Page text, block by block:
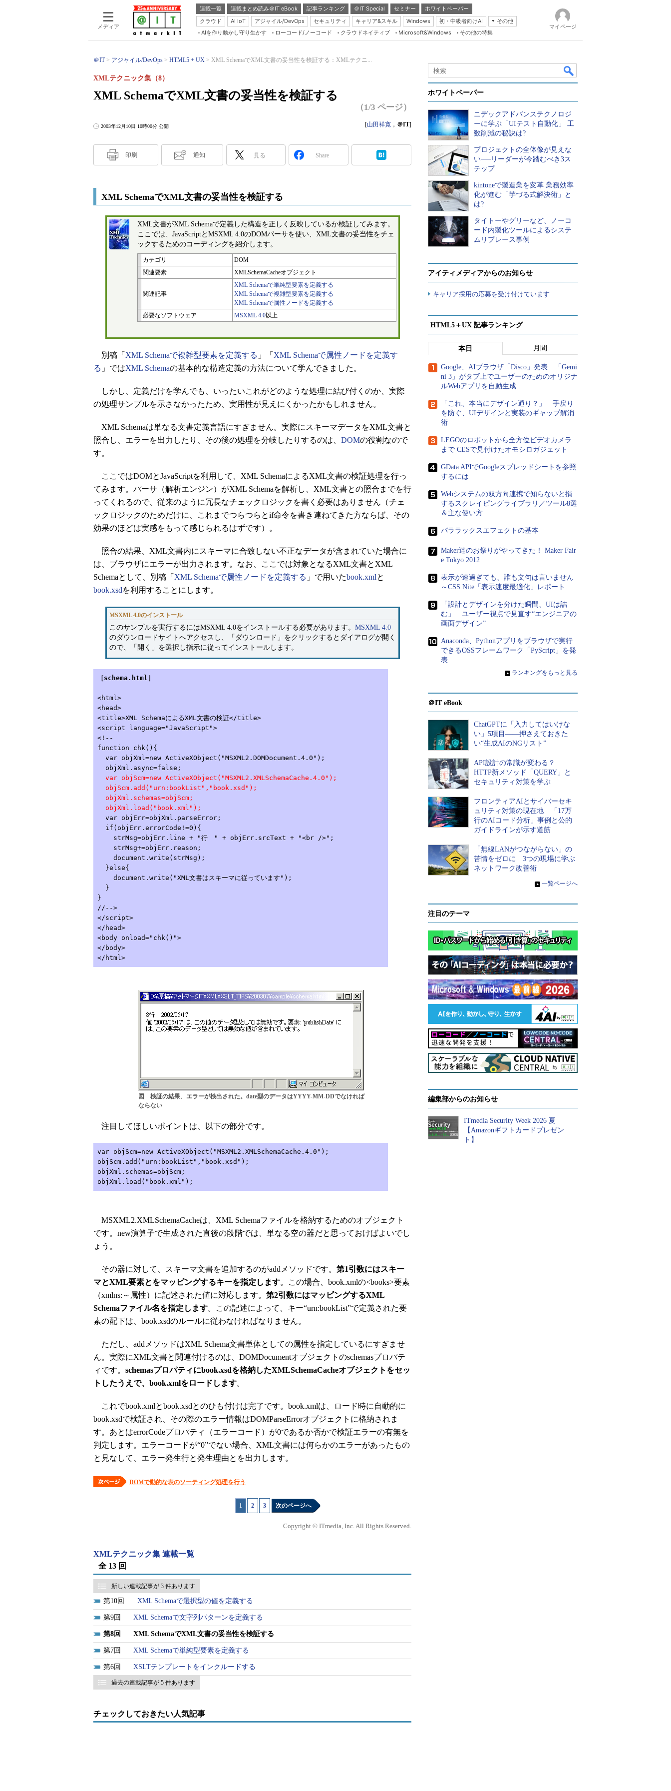
メディア
連載一覧 連載まとめ読み＠IT eBook 記事ランキング ＠IT Special セミナー
ホワイトペーパー
クラウド
AI IoT アジャイル/DevOps セキュリティ キャリア&スキル Windows 初・中級者向けAI
その他
Server & Storage
Database Expert
Master of IP Network
Security & Trust
ブログ
AIを作り動かし守り生かす ローコード/ノーコード クラウドネイティブ Microsoft&Windows その他の特集
マイページ
＠IT アジャイル/DevOps HTML5 + UX XML SchemaでXML文書の妥当性を検証する：XMLテクニ...
XML SchemaでXML文書の妥当性を検証する
XMLテクニック集（8）
（1/3 ページ）
2003年12月10日 10時00分 公開 [山田祥寛 ， ＠IT]
印刷 通知 見る Share
XML SchemaでXML文書の妥当性を検証する
XML文書がXML Schemaで定義した構造を正しく反映しているか検証してみます。
ここでは、JavaScriptとMSXML 4.0のDOMパーサを使い、XML文書の妥当性をチェ
ックするためのコーディングを紹介します。
カテゴリ
DOM
関連要素
XMLSchemaCacheオブジェクト
関連記事
XML Schemaで単純型要素を定義する
XML Schemaで複雑型要素を定義する
XML Schemaで属性ノードを定義する
必要なソフトウェア
MSXML 4.0以上
別稿「 XML Schemaで複雑型要素を定義する 」「 XML Schemaで属性ノードを定義す
る 」ではXML Schemaの基本的な構造定義の方法について学んできました。
しかし、定義だけを学んでも、いったいこれがどのような処理に結び付くのか、実際
の処理サンプルを示さなかったため、実用性が見えにくかったかもしれません。
XML Schemaは単なる文書定義言語にすぎません。実際にスキーマデータをXML文書と
照合し、エラーを出力したり、その後の処理を分岐したりするのは、 DOMの役割なので
す。
ここではDOMとJavaScriptを利用して、XML SchemaによるXML文書の検証処理を行っ
てみます。パーサ（解析エンジン）がXML Schemaを解析し、XML文書との照合までを行
ってくれるので、従来のように冗長なチェックロジックを書く必要はありません（チェ
ックロジックのためだけに、これまでつらつらとif命令を書き連ねてきた方ならば、その
効果のほどは実感をもって感じられるはずです）。
照合の結果、XML文書内にスキーマに合致しない不正なデータが含まれていた場合に
は、ブラウザにエラーが出力されます。なお、ここでは対象となるXML文書とXML
Schemaとして、別稿「 XML Schemaで属性ノードを定義する 」で用いたbook.xmlと
book.xsdを利用することにします。
MSXML 4.0のインストール
このサンプルを実行するにはMSXML 4.0をインストールする必要があります。 MSXML 4.0
のダウンロードサイトへアクセスし、「ダウンロード」をクリックするとダイアログが開く
ので、「開く」を選択し指示に従ってインストールします。
［schema.html］
<html>
<head>
<title>XML SchemaによるXML文書の検証</title>
<script language="JavaScript">
<!--
function chk(){
var objXml=new ActiveXObject("MSXML2.DOMDocument.4.0");
objXml.async=false;
var objScm=new ActiveXObject("MSXML2.XMLSchemaCache.4.0");
objScm.add("urn:bookList","book.xsd");
objXml.schemas=objScm;
objXml.load("book.xml");
var objErr=objXml.parseError;
if(objErr.errorCode!=0){
strMsg=objErr.line + "行 " + objErr.srcText + "<br />";
strMsg+=objErr.reason;
document.write(strMsg);
}else{
document.write("XML文書はスキーマに従っています");
}
}
//-->
</script>
</head>
<body onload="chk()">
</body>
</html>
図 検証の結果、エラーが検出された。date型のデータはYYYY-MM-DDでなければ
ならない
注目してほしいポイントは、以下の部分です。
var objScm=new ActiveXObject("MSXML2.XMLSchemaCache.4.0");
objScm.add("urn:bookList","book.xsd");
objXml.schemas=objScm;
objXml.load("book.xml");
MSXML2.XMLSchemaCacheは、XML Schemaファイルを格納するためのオブジェクト
です。new演算子で生成された直後の段階では、単なる空の器だと思っておけばよいでし
ょう。
その器に対して、スキーマ文書を追加するのがaddメソッドです。 第1引数にはスキー
マとXML要素とをマッピングするキーを指定します。この場合、book.xmlの<books>要素
（xmlns:～属性）に記述された値に対応します。 第2引数にはマッピングするXML
Schemaファイル名を指定します。この記述によって、キー“urn:bookList”で定義された要
素の配下は、book.xsdのルールに従わなければなりません。
ただし、addメソッドはXML Schema文書単体としての属性を指定しているにすぎませ
ん。実際にXML文書と関連付けるのは、DOMDocumentオブジェクトのschemasプロパテ
ィです。 schemasプロパティにbook.xsdを格納したXMLSchemaCacheオブジェクトをセッ
トしたうえで、book.xmlをロードします。
これでbook.xmlとbook.xsdとのひも付けは完了です。book.xmlは、ロード時に自動的に
book.xsdで検証され、その際のエラー情報はDOMParseErrorオブジェクトに格納されま
す。あとはerrorCodeプロパティ（エラーコード）が0であるか否かで検証エラーの有無を
判定します。エラーコードが“0”でない場合、XML文書には何らかのエラーがあったもの
と見なして、エラー発生行と発生理由とを出力します。
DOMで動的な表のソーティング処理を行う
1 2 3 次のページへ
Copyright © ITmedia, Inc. All Rights Reserved.
XMLテクニック集 連載一覧
全 13 回
新しい連載記事が 3 件あります
10 XML Schemaで選択型の値を定義する
9 XML Schemaで文字列パターンを定義する
8 XML SchemaでXML文書の妥当性を検証する
7 XML Schemaで単純型要素を定義する
6 XSLTテンプレートをインクルードする
過去の連載記事が 5 件あります
チェックしておきたい人気記事
ホワイトペーパー
ニデックアドバンステクノロジ
ーに学ぶ「UIテスト自動化」 工
数削減の秘訣は?
プロジェクトの全体像が見えな
い──リーダーが今踏むべき3ス
テップ
kintoneで製造業を変革 業務効率
化が進む「芋づる式解決術」と
は?
タイトーやグリーなど、ノーコ
ード内製化ツールによるシステ
ムリプレース事例
アイティメディアからのお知らせ
キャリア採用の応募を受け付けています
HTML5＋UX 記事ランキング
本日 月間
Google、AIブラウザ「Disco」発表 「Gemi
ni 3」がタブ上でユーザーのためのオリジナ
ルWebアプリを自動生成
「これ、本当にデザイン通り？」 手戻り
を防ぐ、UIデザインと実装のギャップ解消
術
LEGOのロボットから全方位ビデオカメラ
まで CESで見付けたオモシロガジェット
GData APIでGoogleスプレッドシートを参照
するには
Webシステムの双方向連携で知らないと損
するスクレイピングライブラリ／ツール8選
＆主な使い方
パララックスエフェクトの基本
Maker達のお祭りがやってきた！ Maker Fair
e Tokyo 2012
表示が速過ぎても、誰も文句は言いません
～CSS Nite「表示速度最適化」レポート
「設計とデザインを分けた瞬間、UIは詰
む」 ユーザー視点で見直す“エンジニアの
画面デザイン”
Anaconda、Pythonアプリをブラウザで実行
できるOSSフレームワーク「PyScript」を発
表
» ランキングをもっと見る
＠IT eBook
ChatGPTに「入力してはいけな
い」5項目――押さえておきた
い“生成AIのNGリスト”
API設計の常識が変わる？
HTTP新メソッド「QUERY」と
セキュリティ対策を学ぶ
フロンティアAIとサイバーセキ
ュリティ対策の現在地 「17万
行のAIコード分析」事例と公的
ガイドラインが示す道筋
「無線LANがつながらない」の
苦情をゼロに 3つの現場に学ぶ
ネットワーク改善術
» 一覧ページへ
注目のテーマ
編集部からのお知らせ
ITmedia Security Week 2026 夏
【Amazonギフトカードプレゼン
ト】